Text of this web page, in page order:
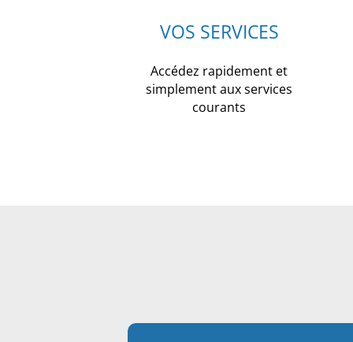
VOS SERVICES
Accédez rapidement et
simplement aux services
courants